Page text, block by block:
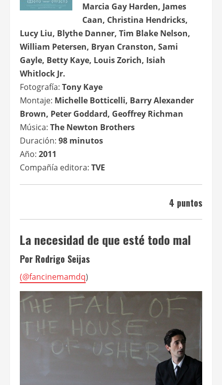
Marcia Gay Harden, James
Caan, Christina Hendricks,
Lucy Liu, Blythe Danner, Tim Blake Nelson,
William Petersen, Bryan Cranston, Sami
Gayle, Betty Kaye, Louis Zorich, Isiah
Whitlock Jr.
Fotografía: Tony Kaye
Montaje: Michelle Botticelli, Barry Alexander
Brown, Peter Goddard, Geoffrey Richman
Música: The Newton Brothers
Duración: 98 minutos
Año: 2011
Compañía editora: TVE
4 puntos
La necesidad de que esté todo mal
Por Rodrigo Seijas
(@fancinemamdq)